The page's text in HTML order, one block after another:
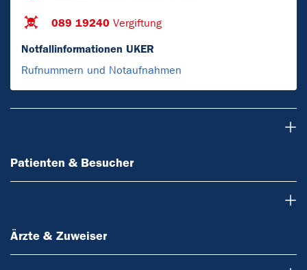
089 19240 Vergiftung
Notfallinformationen UKER
Rufnummern und Notaufnahmen
Patienten & Besucher
Ärzte & Zuweiser